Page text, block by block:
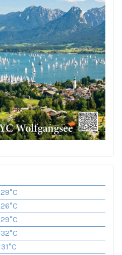
29°C
26°C
29°C
32°C
31°C